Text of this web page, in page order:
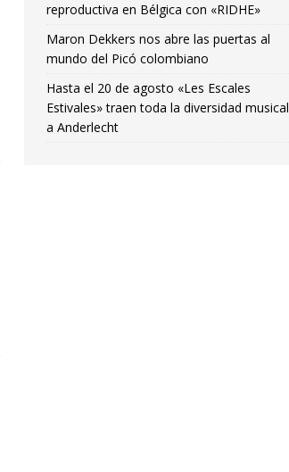
reproductiva en Bélgica con «RIDHE»
Maron Dekkers nos abre las puertas al
mundo del Picó colombiano
Hasta el 20 de agosto «Les Escales
Estivales» traen toda la diversidad musical
a Anderlecht